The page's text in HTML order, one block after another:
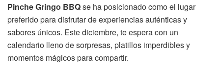
Pinche Gringo BBQse ha posicionado como el lugar
preferido para disfrutar de experiencias auténticas y
sabores únicos. Este diciembre, te espera con un
calendario lleno de sorpresas, platillos imperdibles y
momentos mágicos para compartir.